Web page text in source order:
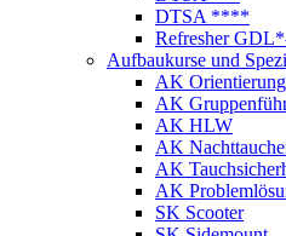
DTSA ****
Refresher
Aufbaukurse und
AK Orientierung
AK
AK HLW
AK
AK
AK
SK Scooter